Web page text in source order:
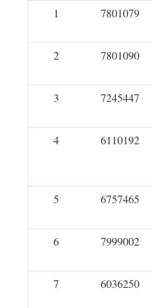
1 7801079
2 7801090
3 7245447
4 6110192
5 6757465
6 7999002
7 6036250